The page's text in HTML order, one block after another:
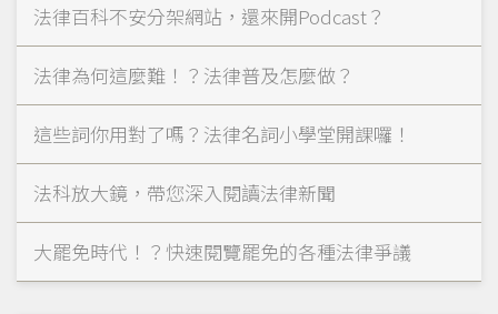
法律百科不安分架網站，還來開Podcast？
法律為何這麼難！？法律普及怎麼做？
這些詞你用對了嗎？法律名詞小學堂開課囉！
法科放大鏡，帶您深入閱讀法律新聞
大罷免時代！？快速閱覽罷免的各種法律爭議